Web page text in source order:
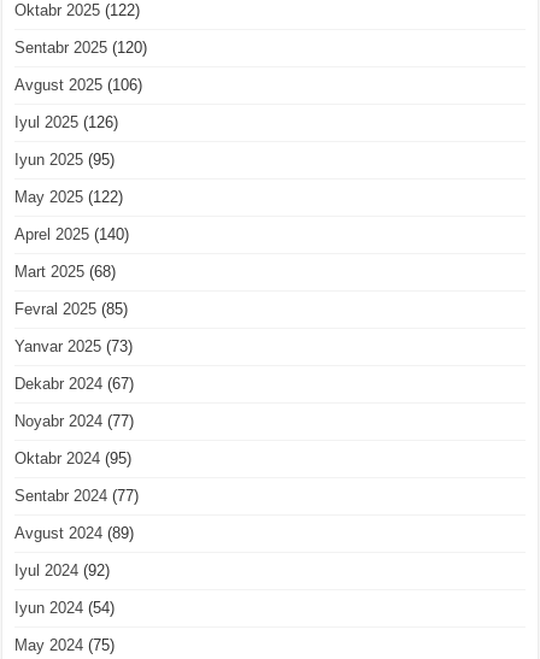
Oktabr 2025 (122)
Sentabr 2025 (120)
Avgust 2025 (106)
Iyul 2025 (126)
Iyun 2025 (95)
May 2025 (122)
Aprel 2025 (140)
Mart 2025 (68)
Fevral 2025 (85)
Yanvar 2025 (73)
Dekabr 2024 (67)
Noyabr 2024 (77)
Oktabr 2024 (95)
Sentabr 2024 (77)
Avgust 2024 (89)
Iyul 2024 (92)
Iyun 2024 (54)
May 2024 (75)